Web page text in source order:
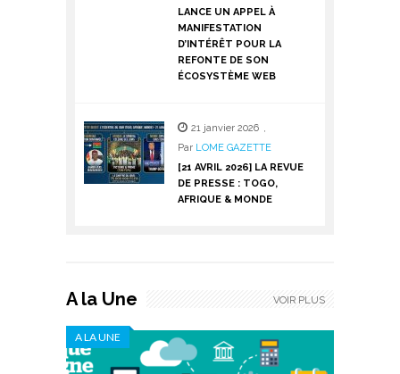
LANCE UN APPEL À
MANIFESTATION
D’INTÉRÊT POUR LA
REFONTE DE SON
ÉCOSYSTÈME WEB
21 janvier 2026 ,
Par LOME GAZETTE
[21 AVRIL 2026] LA REVUE
DE PRESSE : TOGO,
AFRIQUE & MONDE
A la Une
A LA UNE
VOIR PLUS